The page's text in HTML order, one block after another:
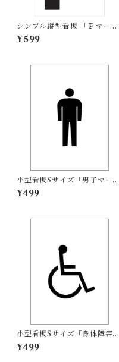
シンプル縦型看板 「Ｐマーク
（黒）右矢印」【駐車場】 屋
外可
¥599
小型看板Sサイズ「男子マーク
（黒）」 屋外可【その他・マ
ーク】
¥499
小型看板Sサイズ「身体障害者
マーク（黒）」 屋外可【その
他・マーク】
¥499